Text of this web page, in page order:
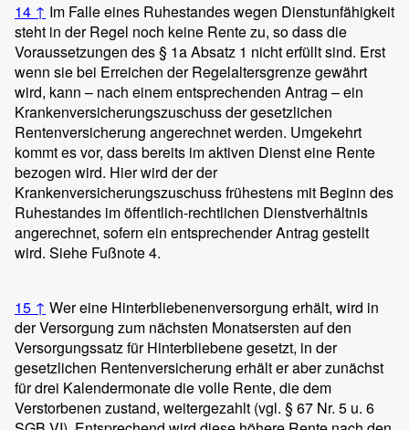
14 ↑ Im Falle eines Ruhestandes wegen Dienstunfähigkeit
steht in der Regel noch keine Rente zu, so dass die
Voraussetzungen des § 1a Absatz 1 nicht erfüllt sind. Erst
wenn sie bei Erreichen der Regelaltersgrenze gewährt
wird, kann – nach einem entsprechenden Antrag – ein
Krankenversicherungszuschuss der gesetzlichen
Rentenversicherung angerechnet werden. Umgekehrt
kommt es vor, dass bereits im aktiven Dienst eine Rente
bezogen wird. Hier wird der der
Krankenversicherungszuschuss frühestens mit Beginn des
Ruhestandes im öffentlich-rechtlichen Dienstverhältnis
angerechnet, sofern ein entsprechender Antrag gestellt
wird. Siehe Fußnote 4.
15 ↑ Wer eine Hinterbliebenenversorgung erhält, wird in
der Versorgung zum nächsten Monatsersten auf den
Versorgungssatz für Hinterbliebene gesetzt, in der
gesetzlichen Rentenversicherung erhält er aber zunächst
für drei Kalendermonate die volle Rente, die dem
Verstorbenen zustand, weitergezahlt (vgl. § 67 Nr. 5 u. 6